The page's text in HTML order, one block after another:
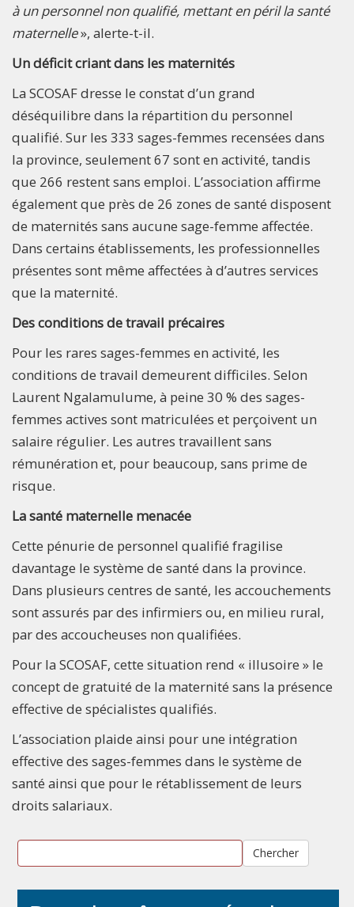
à un personnel non qualifié, mettant en péril la santé
maternelle», alerte-t-il.
Un déficit criant dans les maternités
La SCOSAF dresse le constat d’un grand
déséquilibre dans la répartition du personnel
qualifié. Sur les 333 sages-femmes recensées dans
la province, seulement 67 sont en activité, tandis
que 266 restent sans emploi. L’association affirme
également que près de 26 zones de santé disposent
de maternités sans aucune sage-femme affectée.
Dans certains établissements, les professionnelles
présentes sont même affectées à d’autres services
que la maternité.
Des conditions de travail précaires
Pour les rares sages-femmes en activité, les
conditions de travail demeurent difficiles. Selon
Laurent Ngalamulume, à peine 30 % des sages-
femmes actives sont matriculées et perçoivent un
salaire régulier. Les autres travaillent sans
rémunération et, pour beaucoup, sans prime de
risque.
La santé maternelle menacée
Cette pénurie de personnel qualifié fragilise
davantage le système de santé dans la province.
Dans plusieurs centres de santé, les accouchements
sont assurés par des infirmiers ou, en milieu rural,
par des accoucheuses non qualifiées.
Pour la SCOSAF, cette situation rend « illusoire » le
concept de gratuité de la maternité sans la présence
effective de spécialistes qualifiés.
L’association plaide ainsi pour une intégration
effective des sages-femmes dans le système de
santé ainsi que pour le rétablissement de leurs
droits salariaux.
Chercher